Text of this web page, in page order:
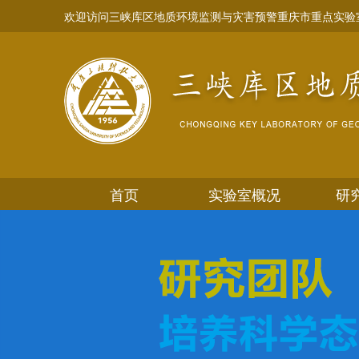
欢迎访问三峡库区地质环境监测与灾害预警重庆市重点实验
首页 实验室概况 研